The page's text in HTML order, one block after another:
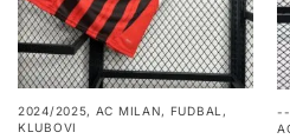
2024/2025, AC MILAN, FUDBAL ,
KLUBOVI
--